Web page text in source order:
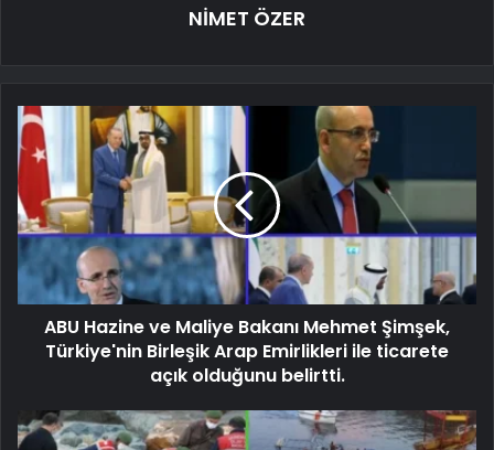
NİMET ÖZER
ABU Hazine ve Maliye Bakanı Mehmet Şimşek,
Türkiye'nin Birleşik Arap Emirlikleri ile ticarete
açık olduğunu belirtti.